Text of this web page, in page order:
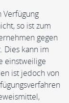
Verfügung
so ist zum
gegen
Dies kann im
einstweilige
ist jedoch von